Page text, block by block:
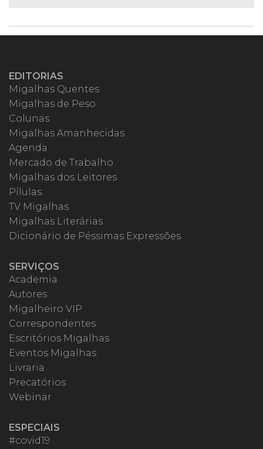
EDITORIAS
Migalhas Quentes
Migalhas de Peso
Colunas
Migalhas Amanhecidas
Agenda
Mercado de Trabalho
Migalhas dos Leitores
Pílulas
TV Migalhas
Migalhas Literárias
Dicionário de Péssimas Expressões
SERVIÇOS
Academia
Autores
Migalheiro VIP
Correspondentes
Escritórios Migalhas
Eventos Migalhas
Livraria
Precatórios
Webinar
ESPECIAIS
#covid19